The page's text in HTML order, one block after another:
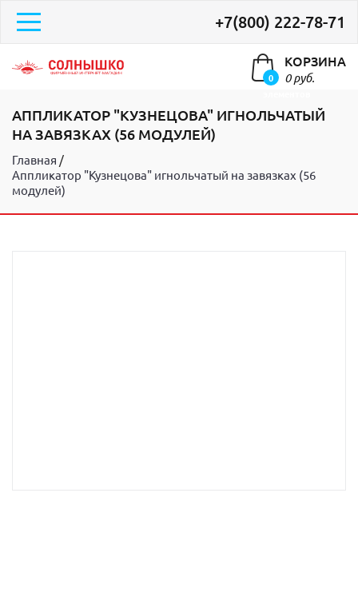
+7(800) 222-78-71
0
КОРЗИНА
0 руб.
АППЛИКАТОР "КУЗНЕЦОВА" ИГНОЛЬЧАТЫЙ
НА ЗАВЯЗКАХ (56 МОДУЛЕЙ)
Главная
Аппликатор "Кузнецова" игнольчатый на завязках (56
модулей)